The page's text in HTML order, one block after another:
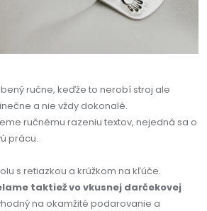
ručne, keďže to nerobí stroj ale
a nie vždy dokonalé.
ručnému razeniu textov, nejedná sa o
prácu.
s retiazkou a krúžkom na kľúče.
taktiež vo vkusnej darčekovej
na okamžité podarovanie a